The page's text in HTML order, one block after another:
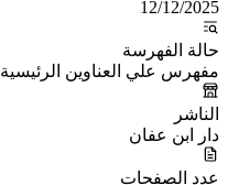
12/12/2025
حالة الفهرسة
مفهرس علي العناوين الرئيسية
الناشر
دار ابن عفان
عدد الصفحات